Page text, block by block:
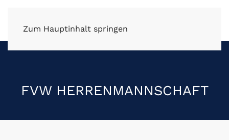
Zum Hauptinhalt springen
FVW HERRENMANNSCHAFT